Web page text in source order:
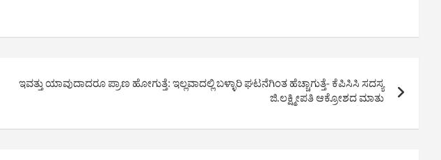
ಇವತ್ತು ಯಾವುದಾದರೂ ಪ್ರಾಣ ಹೋಗುತ್ತೆ: ಇಲ್ಲವಾದಲ್ಲಿ ಬಳ್ಳಾರಿ ಘಟನೆಗಿಂತ ಹೆಚ್ಚಾಗುತ್ತೆ- ಕೆಪಿಸಿಸಿ ಸದಸ್ಯ
ಜಿ.ಲಕ್ಷ್ಮೀಪತಿ ಆಕ್ರೋಶದ ಮಾತು